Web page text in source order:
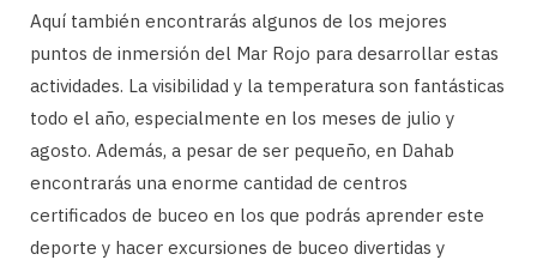
Aquí también encontrarás algunos de los mejores
puntos de inmersión del Mar Rojo para desarrollar estas
actividades. La visibilidad y la temperatura son fantásticas
todo el año, especialmente en los meses de julio y
agosto. Además, a pesar de ser pequeño, en Dahab
encontrarás una enorme cantidad de centros
certificados de buceo en los que podrás aprender este
deporte y hacer excursiones de buceo divertidas y